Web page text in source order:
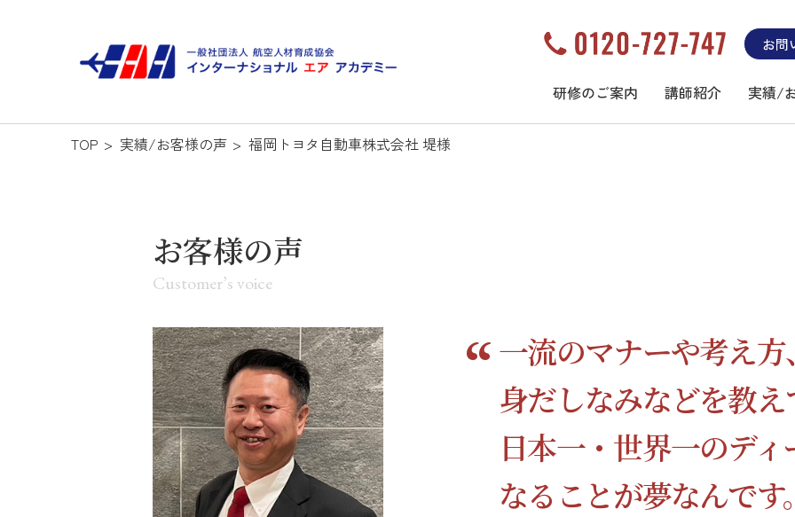
お問
研修のご案内 講師紹介 実績/
TOP 実績/お客様の声 福岡トヨタ自動車株式会社 堤様
Z世代新卒・リーダー向け企業研修のインターナショナルエ
お客様の声
Customer’s voice
一流のマナーや考え方、
身だしなみなどを教え
日本一・世界一のデ
なることが夢なんです。